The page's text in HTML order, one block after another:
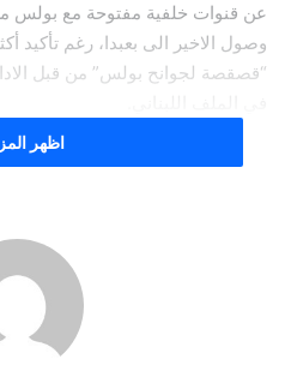
عن قنوات خلفية مفتوحة مع بولس
وصول الاخير الى بعبدا، رغم تأكيد
“قصقصة لجوانح بولس” من قبل
اشارة الى ان تغريدة براك قبل
اظهر